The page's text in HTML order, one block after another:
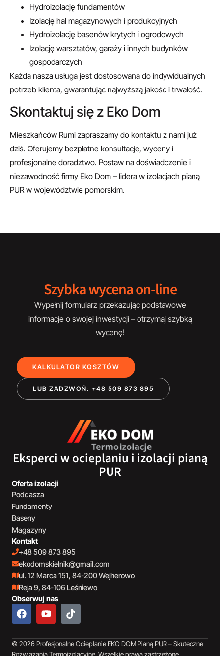
Hydroizolację fundamentów
Izolację hal magazynowych i produkcyjnych
Hydroizolację basenów krytych i ogrodowych
Izolację warsztatów, garaży i innych budynków
gospodarczych
Każda nasza usługa jest dostosowana do indywidualnych
potrzeb klienta, gwarantując najwyższą jakość i trwałość.
Skontaktuj się z Eko Dom
Mieszkańców Rumi zapraszamy do kontaktu z nami już
dziś. Oferujemy bezpłatne konsultacje, wyceny i
profesjonalne doradztwo. Postaw na doświadczenie i
niezawodność firmy Eko Dom – lidera w izolacjach pianą
PUR w województwie pomorskim.
Szybka wycena on-line
Wypełnij formularz przekazując podstawowe
informacje o swojej inwestycji – otrzymaj szybką
wycenę!
KALKULATOR KOSZTÓW
LUB ZADZWOŃ: +48 509 873 895
Eksperci w ocieplaniu i izolacji pianą
PUR
Oferta izolacji
Poddasza
Fundamenty
Baseny
Magazyny
Kontakt
+48 509 873 895
ekodomskielnik@gmail.com
ul. 12 Marca 151, 84-200 Wejherowo
Reja 9, 84-106 Leśniewo
Obserwuj nas
© 2026 Profesjonalne Ocieplanie EKO DOM Pianą PUR – Skuteczne
Rozwiązania Termoizolacyjne. Wszelkie prawa zastrzeżone.